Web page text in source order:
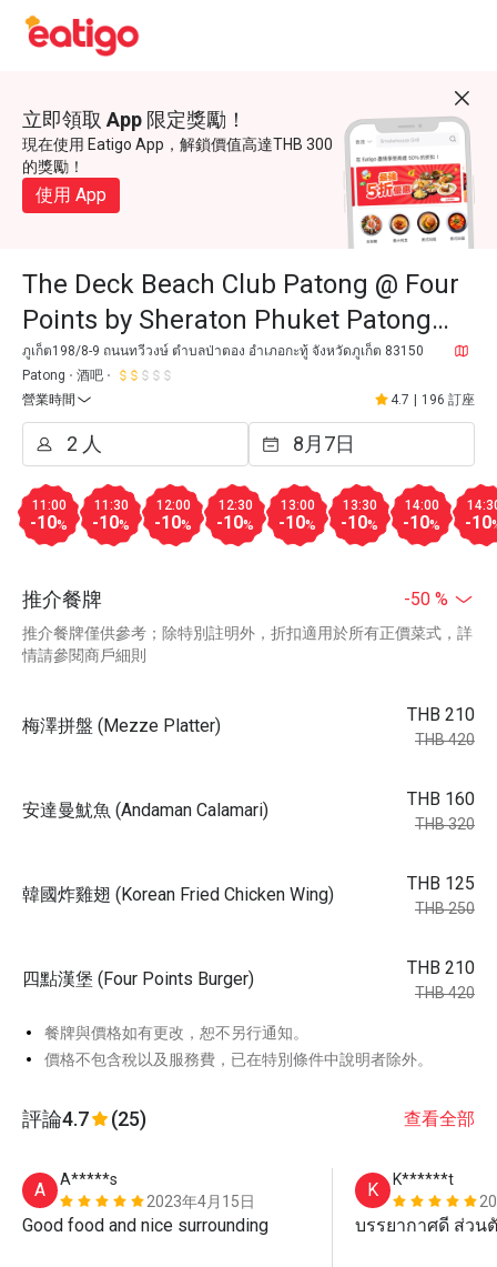
立即領取 App 限定獎勵！
現在使用 Eatigo App，解鎖價值高達THB 300
的獎勵！
使用 App
The Deck Beach Club Patong @ Four
Points by Sheraton Phuket Patong
Beach Resort
ภูเก็ต198/8-9 ถนนทวีวงษ์ ตำบลป่าตอง อำเภอกะทู้ จังหวัดภูเก็ต 83150
Patong
酒吧
營業時間
4.7 196 訂座
11:00
-10%
11:30
-10%
12:00
-10%
12:30
-10%
13:00
-10%
13:30
-10%
14:00
-10% -10
推介餐牌 -50 %
推介餐牌僅供參考；除特別註明外，折扣適用於所有正價菜式，詳
情請參閱商戶細則
梅澤拼盤 (Mezze Platter)
THB 210
THB 420
安達曼魷魚 (Andaman Calamari)
THB 160
THB 320
韓國炸雞翅 (Korean Fried Chicken Wing)
THB 125
THB 250
四點漢堡 (Four Points Burger)
THB 210
THB 420
餐牌與價格如有更改，恕不另行通知。
價格不包含稅以及服務費，已在特別條件中說明者除外。
評論4.7 (25) 查看全部
A
A*****s
2023年4月15日
Good food and nice surrounding
K
K******t
บรรยากาศดี ส่วน